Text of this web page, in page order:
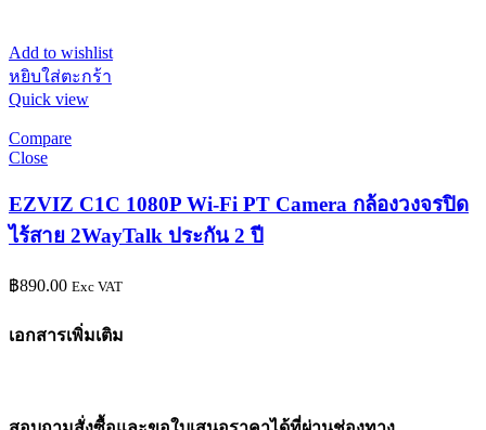
Add to wishlist
หยิบใส่ตะกร้า
Quick view
Compare
Close
EZVIZ C1C 1080P Wi-Fi PT Camera กล้องวงจรปิด
ไร้สาย 2WayTalk ประกัน 2 ปี
฿890.00 Exc VAT
เอกสารเพิ่มเติม